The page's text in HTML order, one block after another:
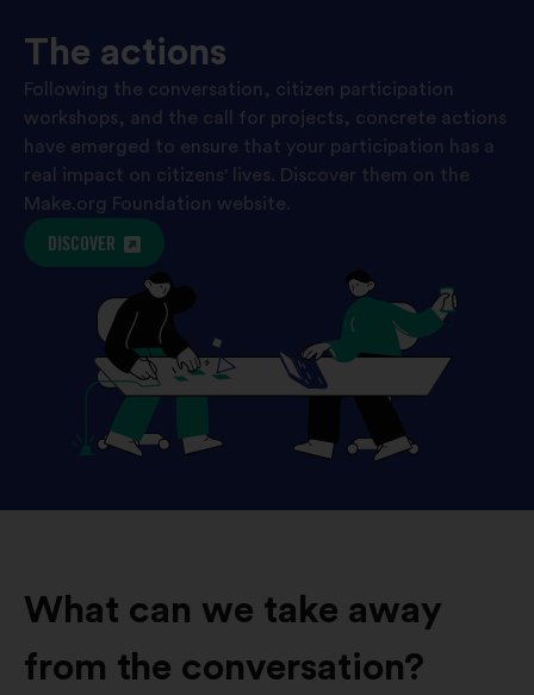
The actions
Following the conversation, citizen participation
workshops, and the call for projects, concrete actions
have emerged to ensure that your participation has a
real impact on citizens' lives. Discover them on the
Make.org Foundation website.
DISCOVER
What can we take away
from the conversation?